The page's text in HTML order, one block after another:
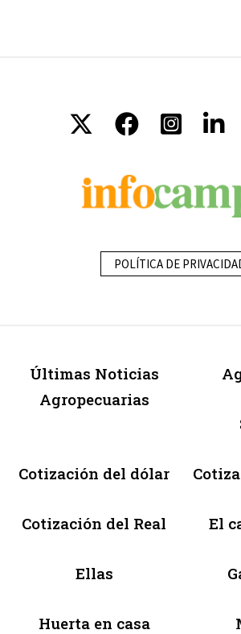
POLÍTICA DE
Últimas Noticias
Agropecuarias
Cotización del dólar
Cotización del Real El
Ellas
Huerta en casa